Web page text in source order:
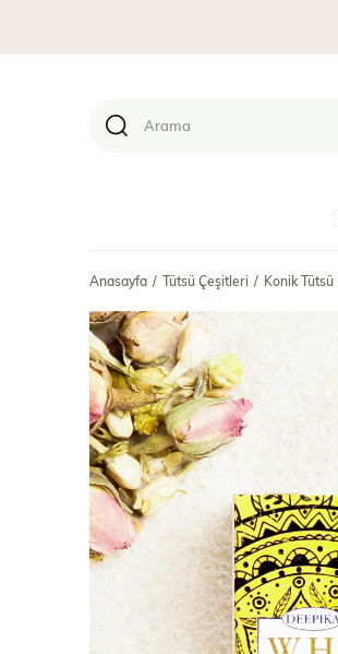
Anasayfa Tütsü Çeşitleri Konik Tütsü